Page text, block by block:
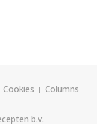
Cookies
Columns
b.v.